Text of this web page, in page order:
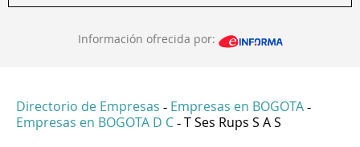
Información ofrecida por:
Directorio de Empresas - Empresas en BOGOTA -
Empresas en BOGOTA D C - T Ses Rups S A S